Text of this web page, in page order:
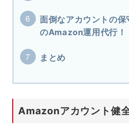
面倒なアカウントの
のAmazon運用代行！
まとめ
Amazonアカウント健